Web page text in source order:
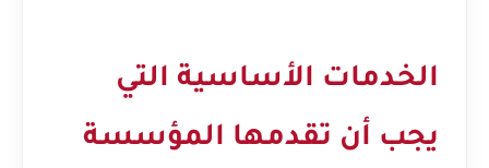
الخدمات الأساسية التي
يجب أن تقدمها المؤسسة